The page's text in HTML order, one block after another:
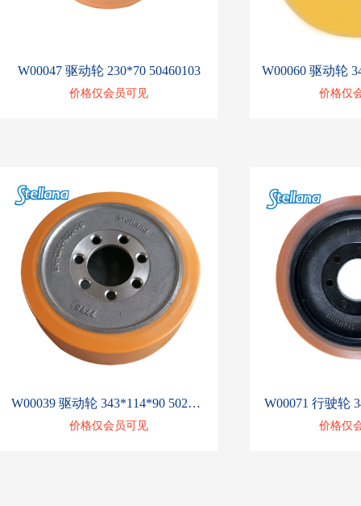
W00047 驱动轮 230*70 50460103
价格仅会员可见
W00060 驱动轮
价格仅
W00039 驱动轮 343*114*90 50262633
价格仅会员可见
W00071 行驶轮
价格仅